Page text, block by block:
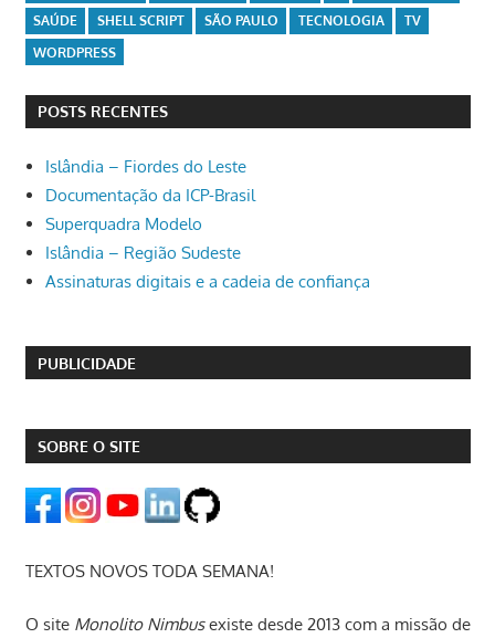
SAÚDE
SHELL SCRIPT SÃO PAULO TECNOLOGIA
TV
WORDPRESS
POSTS RECENTES
Islândia – Fiordes do Leste
Documentação da ICP-Brasil
Superquadra Modelo
Islândia – Região Sudeste
Assinaturas digitais e a cadeia de confiança
PUBLICIDADE
SOBRE O SITE
TEXTOS NOVOS TODA SEMANA!
O site Monolito Nimbusexiste desde 2013 com a missão de